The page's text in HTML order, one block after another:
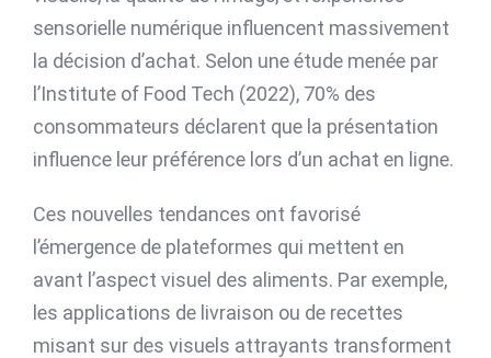
sensorielle numérique influencent massivement
la décision d’achat. Selon une étude menée par
l’Institute of Food Tech (2022), 70% des
consommateurs déclarent que la présentation
influence leur préférence lors d’un achat en ligne.
Ces nouvelles tendances ont favorisé
l’émergence de plateformes qui mettent en
avant l’aspect visuel des aliments. Par exemple,
les applications de livraison ou de recettes
misant sur des visuels attrayants transforment